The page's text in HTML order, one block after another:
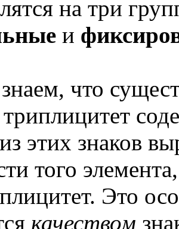
на три
и
что
этих знаков
того
Это
качеством